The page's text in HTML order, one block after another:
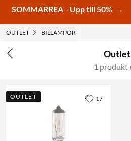
SOMMARREA - Upp till 50% →
OUTLET BILLAMPOR
Outlet
1 produkt
OUTLET 17